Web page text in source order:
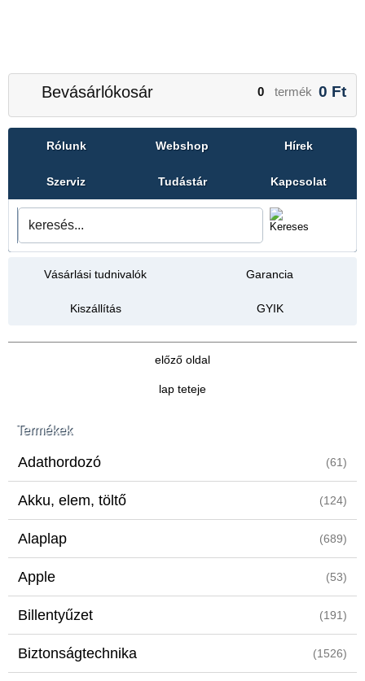
Bevásárlókosár 0 termék 0 Ft
Rólunk Webshop Hírek
Szerviz Tudástár Kapcsolat
Vásárlási tudnivalók Garancia
Kiszállítás GYIK
Termékek
Adathordozó (61)
Akku, elem, töltő (124)
Alaplap (689)
Apple (53)
Billentyűzet (191)
Biztonságtechnika (1526)
előző oldal
lap teteje